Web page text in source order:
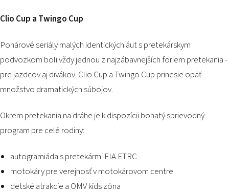
Clio Cup a Twingo Cup
Pohárové seriály malých identických áut s pretekárskym
podvozkom boli vždy jednou z najzábavnejších foriem pretekania -
pre jazdcov aj divákov. Clio Cup a Twingo Cup prinesie opäť
množstvo dramatických súbojov.
Okrem pretekania na dráhe je k dispozícii bohatý sprievodný
program pre celé rodiny:
autogramiáda s pretekármi FIA ETRC
motokáry pre verejnosť vmotokárovom centre
detské atrakcie a OMV kids zóna